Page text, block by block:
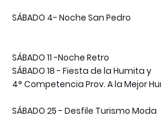
SÁBADO 4- Noche San Pedro
SÁBADO 11 -Noche Retro
SÁBADO 18 - Fiesta de la Humita y
4° Competencia Prov. A la Mejor
SÁBADO 25 - Desfile Turismo Moda